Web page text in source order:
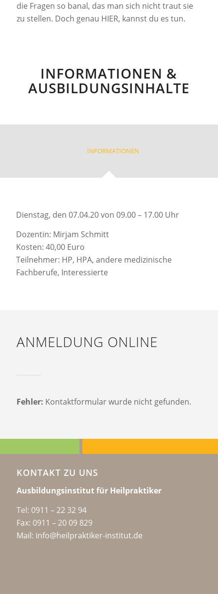
die Fragen so banal, das man sich nicht traut sie
zu stellen. Doch genau HIER, kannst du es tun.
INFORMATIONEN &
AUSBILDUNGSINHALTE
INFORMATIONEN
Dienstag, den 07.04.20 von 09.00 – 17.00 Uhr
Dozentin: Mirjam Schmitt
Kosten: 40,00 Euro
Teilnehmer: HP, HPA, andere medizinische
Fachberufe, Interessierte
ANMELDUNG ONLINE
Fehler: Kontaktformular wurde nicht gefunden.
KONTAKT ZU UNS
Ausbildungsinstitut für Heilpraktiker
Tel: 0911 – 22 32 94
Fax: 0911 – 20 09 829
Mail: info@heilpraktiker-institut.de